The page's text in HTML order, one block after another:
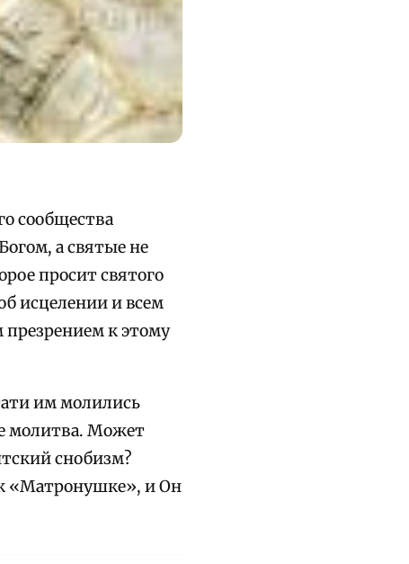
сообщества
а святые не
просит святого
исцелении и всем
презрением к этому
им молились
молитва. Может
снобизм?
«Матронушке», и Он